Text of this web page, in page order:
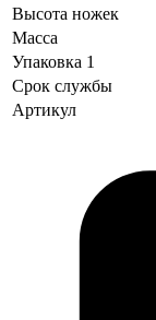
Высота ножек
Масса
Упаковка 1
Срок службы
Артикул